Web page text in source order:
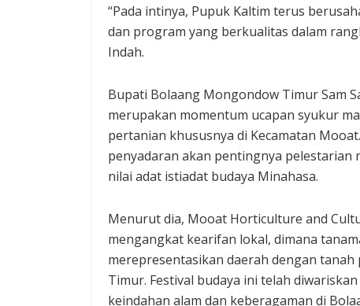
“Pada intinya, Pupuk Kaltim terus
dan program yang berkualitas dalam
Indah.
Bupati Bolaang Mongondow Timur Sam
merupakan momentum ucapan syukur
pertanian khususnya di Kecamatan
penyadaran akan pentingnya pelestarian
nilai adat istiadat budaya Minahasa.
Menurut dia, Mooat Horticulture and
mengangkat kearifan lokal, dimana
merepresentasikan daerah dengan
Timur. Festival budaya ini telah
keindahan alam dan keberagaman di